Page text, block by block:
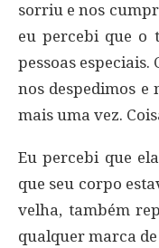
sorriu e nos
eu percebi que o
pessoas
nos despedimos e
mais uma vez.
Eu percebi que
que seu corpo
velha, também
qualquer marca